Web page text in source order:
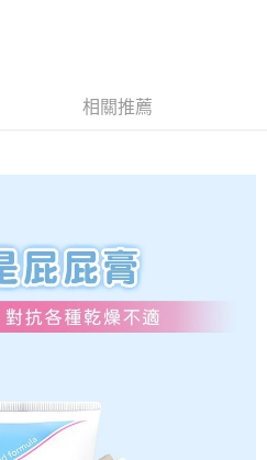
、不需儲值。
付」後，將跳轉至「AFTEE先享後付」
擊此簡訊中的連結，可透過四大超商／
款，方視為交易完成。
刻繳費，但若您需要取消訂單，請聯絡
之訂單仍視為有效，需透過AFTEE先享
付 」之結帳頁面顯示為準，若有關於
等相關疑問，請聯繫「AFTEE先享後付
support/home
供之「AFTEE先享後付」服務完成之交
人資料，並將交易相關給付款項請求債
以下網址：
免運費
相關推薦